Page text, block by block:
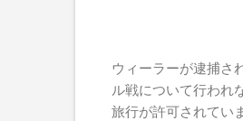
ウィーラーが逮捕さ
ル戦について行われ
旅行が許可されてい